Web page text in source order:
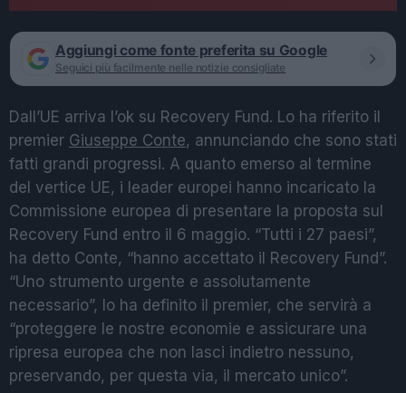
Aggiungi come fonte preferita su Google
Seguici più facilmente nelle notizie consigliate
Dall’UE arriva l’ok su Recovery Fund. Lo ha riferito il
premier Giuseppe Conte, annunciando che sono stati
fatti grandi progressi. A quanto emerso al termine
del vertice UE, i leader europei hanno incaricato la
Commissione europea di presentare la proposta sul
Recovery Fund entro il 6 maggio. “Tutti i 27 paesi”,
ha detto Conte, “hanno accettato il Recovery Fund”.
“Uno strumento urgente e assolutamente
necessario”, lo ha definito il premier, che servirà a
“proteggere le nostre economie e assicurare una
ripresa europea che non lasci indietro nessuno,
preservando, per questa via, il mercato unico”.